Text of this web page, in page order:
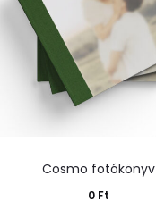
Cosmo fotókönyv
0 Ft